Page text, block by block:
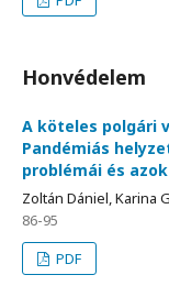
Honvédelem
A köteles polgári
Pandémiás
problémái és
Zoltán Dániel, Karina
86-95
PDF